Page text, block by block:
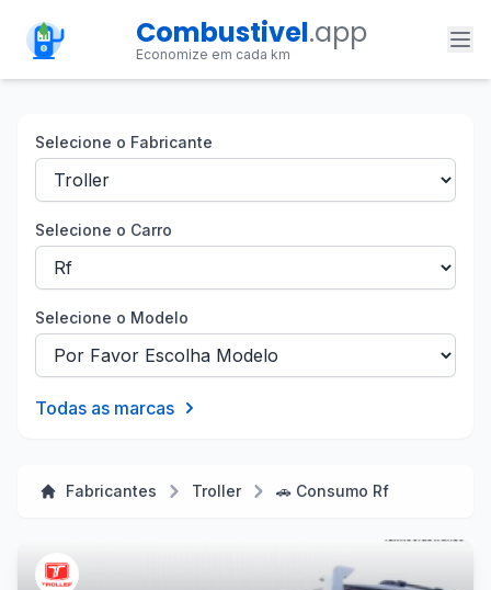
Combustivel.app
Economize em cada km
Selecione o Fabricante
Selecione o Carro
Selecione o Modelo
Todas as marcas
Fabricantes Troller 🚗 Consumo Rf